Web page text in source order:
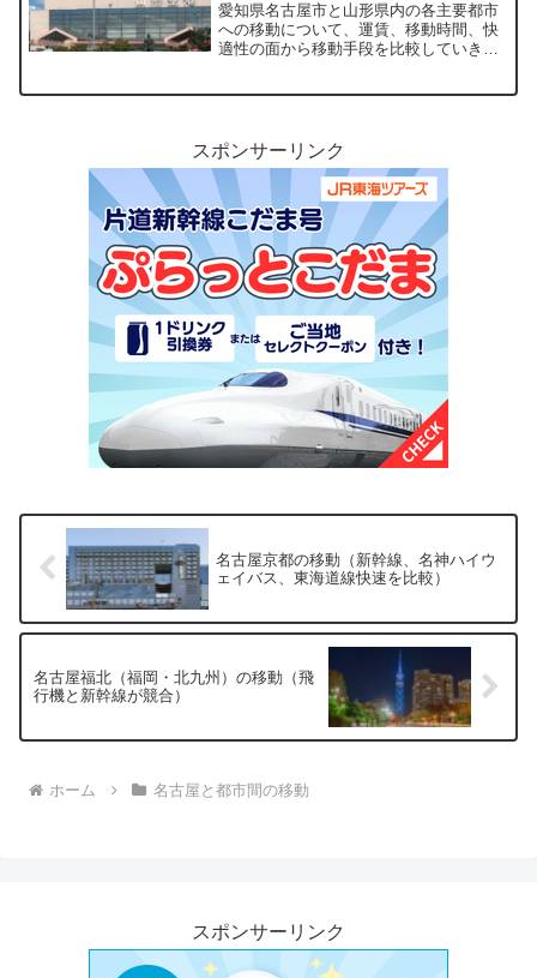
愛知県名古屋市と山形県内の各主要都市
への移動について、運賃、移動時間、快
適性の面から移動手段を比較していきま
スポンサーリンク
名古屋京都の移動（新幹線、名神ハイウ
ェイバス、東海道線快速を比較）
名古屋福北（福岡・北九州）の移動（飛
行機と新幹線が競合）
ホーム 名古屋と都市間の移動
スポンサーリンク